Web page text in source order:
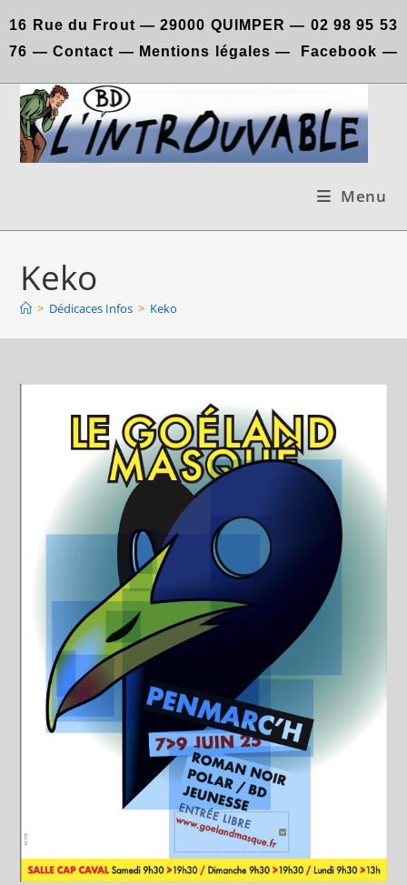
to
content
16 Rue du Frout —29000 QUIMPER — 02 98 95 53
76 — Contact — Mentions légales — Facebook —
Menu
Keko
> Dédicaces Infos > Keko